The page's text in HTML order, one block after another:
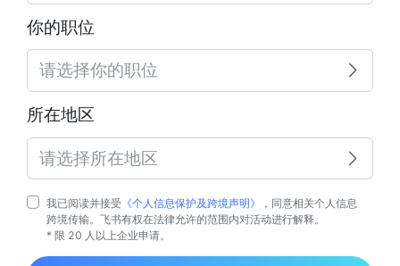
你的职位
请选择你的职位
所在地区
请选择所在地区
我已阅读并接受 《个人信息保护及跨境声明》
，同意相关个人信息
跨境传输。飞书有权在法律允许的范围内对活动进行解释。
* 限 20 人以上企业申请。